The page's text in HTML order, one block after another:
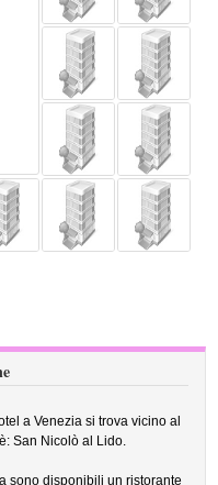
a Venezia si trova vicino al
San Nicolò al Lido.
sono disponibili un ristorante